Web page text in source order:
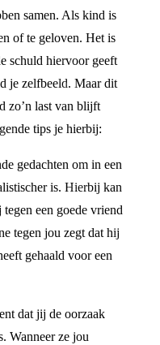
samen. Als kind is
of te geloven. Het is
schuld hiervoor geeft
je zelfbeeld. Maar dit
zo’n last van blijft
tips je hierbij:
gedachten om in een
is. Hierbij kan
een goede vriend
tegen jou zegt dat hij
gehaald voor een
dat jij de oorzaak
Wanneer ze jou